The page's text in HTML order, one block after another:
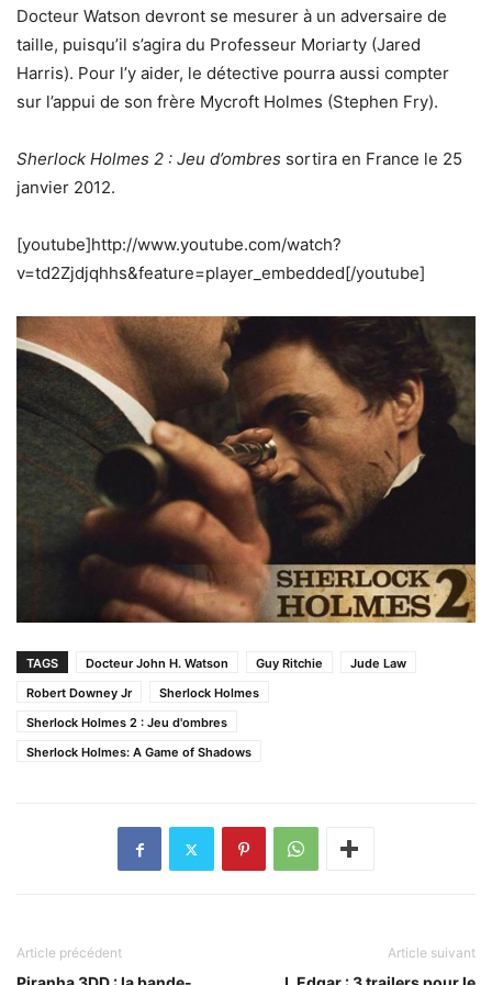
Docteur Watson devront se mesurer à un adversaire de
taille, puisqu’il s’agira du Professeur Moriarty (Jared
Harris). Pour l’y aider, le détective pourra aussi compter
sur l’appui de son frère Mycroft Holmes (Stephen Fry).
Sherlock Holmes 2 : Jeu d’ombres sortira en France le 25
janvier 2012.
[youtube]http://www.youtube.com/watch?
v=td2Zjdjqhhs&feature=player_embedded[/youtube]
TAGS Docteur John H. Watson Guy Ritchie
Jude Law
Robert Downey Jr
Sherlock Holmes
Sherlock Holmes 2 : Jeu d'ombres
Sherlock Holmes: A Game of Shadows
Article précédent Article suivant